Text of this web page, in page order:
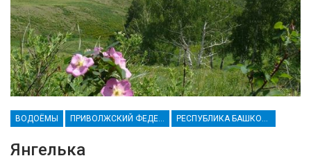
ВОДОЁМЫ ПРИВОЛЖСКИЙ ФЕДЕРАЛЬНЫЙ ОКРУГ РЕСПУБЛИКА БАШКОРТОСТАН
Янгелька